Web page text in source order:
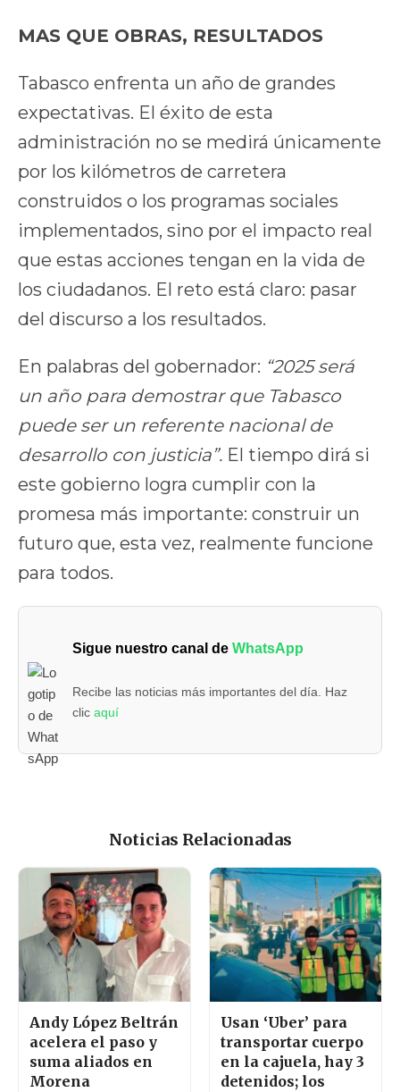
MAS QUE OBRAS, RESULTADOS
Tabasco enfrenta un año de grandes
expectativas. El éxito de esta
administración no se medirá únicamente
por los kilómetros de carretera
construidos o los programas sociales
implementados, sino por el impacto real
que estas acciones tengan en la vida de
los ciudadanos. El reto está claro: pasar
del discurso a los resultados.
En palabras del gobernador: “2025 será
un año para demostrar que Tabasco
puede ser un referente nacional de
desarrollo con justicia”. El tiempo dirá si
este gobierno logra cumplir con la
promesa más importante: construir un
futuro que, esta vez, realmente funcione
para todos.
Sigue nuestro canal deWhatsApp
Recibe las noticias más importantes del día. Haz
clicaquí
Noticias Relacionadas
Andy López Beltrán
acelera el paso y
suma aliados en
Morena
Usan ‘Uber’ para
transportar cuerpo
en la cajuela, hay 3
detenidos; los